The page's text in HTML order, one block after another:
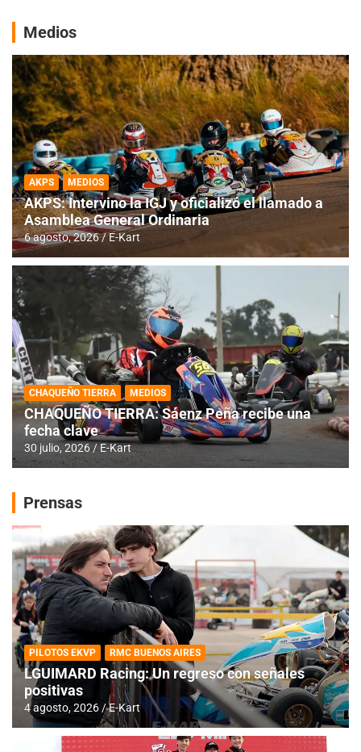
Medios
AKPS MEDIOS
AKPS: Intervino la IGJ y oficializó el llamado a
Asamblea General Ordinaria
6 agosto, 2026 E-Kart
CHAQUEÑO TIERRA MEDIOS
CHAQUEÑO TIERRA: Sáenz Peña recibe una
fecha clave
30 julio, 2026 E-Kart
Prensas
PILOTOS EKVP RMC BUENOS AIRES
LGUIMARD Racing: Un regreso con señales
positivas
4 agosto, 2026 E-Kart